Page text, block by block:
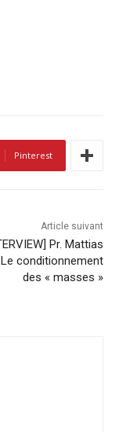
Pinterest
Article suivant
Pr. Mattias
Le conditionnement
des « masses »